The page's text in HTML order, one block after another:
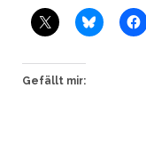
Gefällt mir: